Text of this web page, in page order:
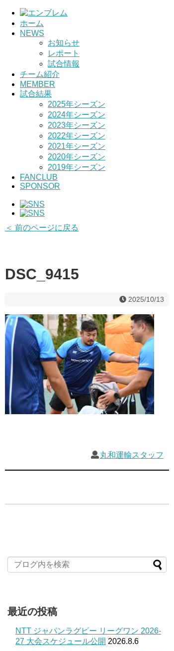
ホーム
NEWS
お知らせ
レポート
試合情報
チーム紹介
MEMBER
試合結果
2025年シーズン
2024年シーズン
2023年シーズン
2022年シーズン
2021年シーズン
2020年シーズン
2019年シーズン
FANCLUB
SPONSOR
＜ 前のページに戻る
DSC_9415
2025/10/13
丸和運輸スタッフ
最近の投稿
NTT ジャパンラグビー リーグワン 2026-
27 大会スケジュール公開 2026.8.6
HOME
チーム紹介
選手・スタッフ紹介